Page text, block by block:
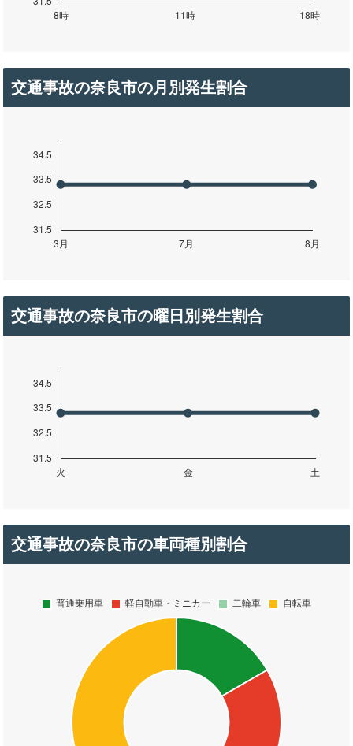
交通事故の奈良市の月別発生割合
交通事故の奈良市の曜日別発生割合
交通事故の奈良市の車両種別割合